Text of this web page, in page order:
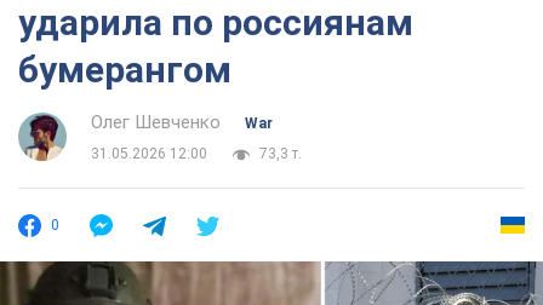
ударила по россиянам
бумерангом
Олег Шевченко
War
31.05.2026 12:00
73,3 т.
0